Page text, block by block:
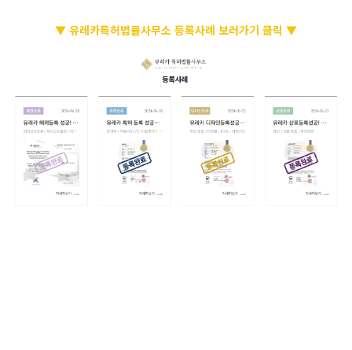
▼ 유레카특허법률사무소 등록사례 보러가기 클릭 ▼